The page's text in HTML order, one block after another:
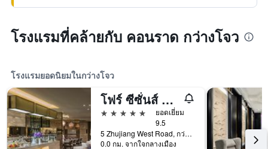
โรงแรมที่คล้ายกับ คอนราด กว่างโจว
โรงแรมยอดนิยมในกว่างโจว
โฟร์ ซีซั่นส์ กวางโจว
5 ดาว
ยอดเยี่ยม
9.5
5 Zhujiang West Road, กว่างโจว, จีน
0.0 กม. จากใจกลางเมือง